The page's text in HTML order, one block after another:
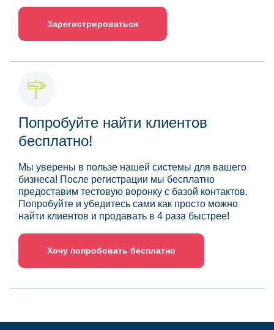
Зарегистрироваться
Попробуйте найти клиентов
бесплатно!
Мы уверены в пользе нашей системы для вашего
бизнеса! После регистрации мы бесплатно
предоставим тестовую воронку с базой контактов.
Попробуйте и убедитесь сами как просто можно
найти клиентов и продавать в 4 раза быстрее!
Хочу попробовать бесплатно